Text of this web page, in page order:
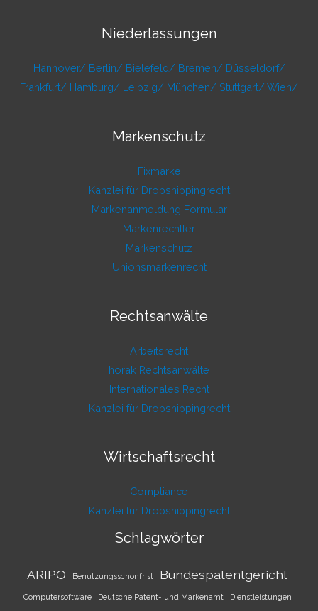
Niederlassungen
Hannover/ Berlin/ Bielefeld/ Bremen/ Düsseldorf/
Frankfurt/ Hamburg/ Leipzig/ München/ Stuttgart/ Wien/
Markenschutz
Fixmarke
Kanzlei für Dropshippingrecht
Markenanmeldung Formular
Markenrechtler
Markenschutz
Unionsmarkenrecht
Rechtsanwälte
Arbeitsrecht
horak Rechtsanwälte
Internationales Recht
Kanzlei für Dropshippingrecht
Wirtschaftsrecht
Compliance
Kanzlei für Dropshippingrecht
Schlagwörter
ARIPO Benutzungsschonfrist Bundespatentgericht
Computersoftware Deutsche Patent- und Markenamt Dienstleistungen